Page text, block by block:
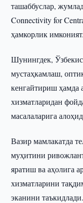
ташаббуслар,
Connectivity for
ҳамкорлик
Шунингдек,
мустаҳкамлаш,
кенгайтириш ҳамда
хизматларидан
масалаларига
Вазир мамлакатда
муҳитини
яратиш ва аҳолига
хизматларини
эканини таъкидлади.